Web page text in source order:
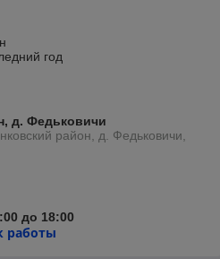
год
д. Федьковичи
район, д. Федьковичи,
до 18:00
работы